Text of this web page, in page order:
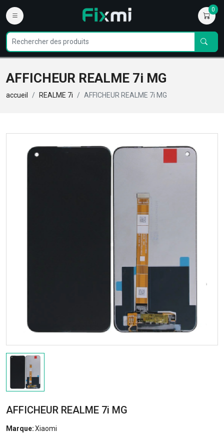
0
AFFICHEUR REALME 7i MG
accueil REALME 7i AFFICHEUR REALME 7i MG
AFFICHEUR REALME 7i MG
Marque:Xiaomi